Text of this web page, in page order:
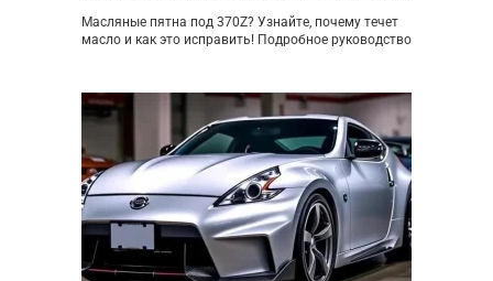
Масляные пятна под 370Z? Узнайте, почему течет
масло и как это исправить! Подробное руководство